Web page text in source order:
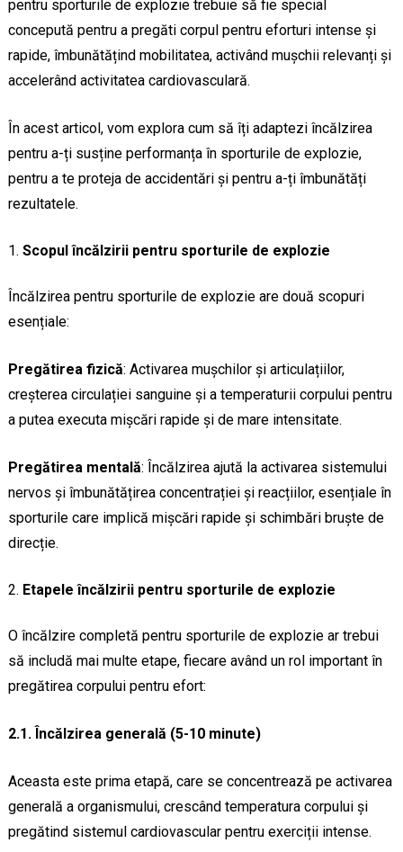
pentru sporturile de explozie trebuie să fie special
concepută pentru a pregăti corpul pentru eforturi intense și
rapide, îmbunătățind mobilitatea, activând mușchii relevanți și
accelerând activitatea cardiovasculară.
În acest articol, vom explora cum să îți adaptezi încălzirea
pentru a-ți susține performanța în sporturile de explozie,
pentru a te proteja de accidentări și pentru a-ți îmbunătăți
rezultatele.
Scopul încălzirii pentru sporturile de explozie
Încălzirea pentru sporturile de explozie are două scopuri
esențiale:
Pregătirea fizică: Activarea mușchilor și articulațiilor,
creșterea circulației sanguine și a temperaturii corpului pentru
a putea executa mișcări rapide și de mare intensitate.
Pregătirea mentală: Încălzirea ajută la activarea sistemului
nervos și îmbunătățirea concentrației și reacțiilor, esențiale în
sporturile care implică mișcări rapide și schimbări bruște de
direcție.
Etapele încălzirii pentru sporturile de explozie
O încălzire completă pentru sporturile de explozie ar trebui
să includă mai multe etape, fiecare având un rol important în
pregătirea corpului pentru efort:
2.1. Încălzirea generală (5-10 minute)
Aceasta este prima etapă, care se concentrează pe activarea
generală a organismului, crescând temperatura corpului și
pregătind sistemul cardiovascular pentru exerciții intense.